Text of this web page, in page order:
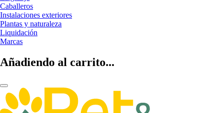
Caballeros
Instalaciones exteriores
Plantas y naturaleza
Liquidación
Marcas
Añadiendo al carrito...